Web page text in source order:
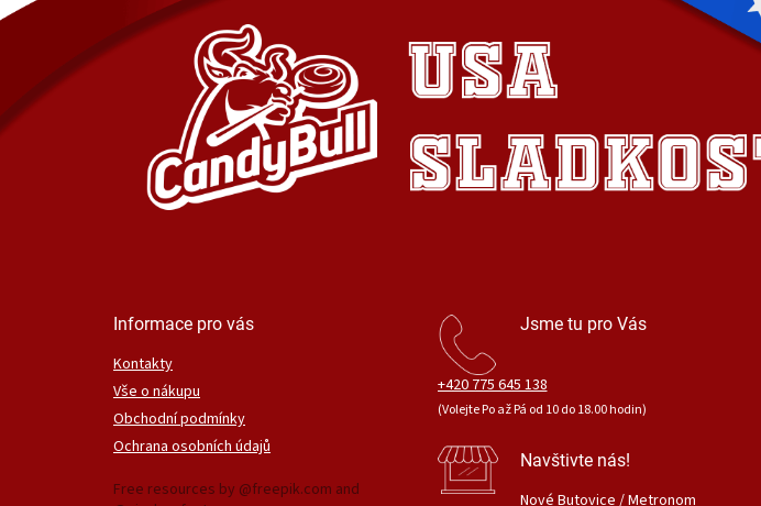
Informace pro vás
Kontakty
Vše o nákupu
Obchodní podmínky
Ochrana osobních údajů
Free resources by @freepik.com and
Jsme tu pro Vás
+420 775 645 138
(Volejte Po až Pá od 10 do 18.00 hodin)
Navštivte nás!
Nové Butovice / Metronom